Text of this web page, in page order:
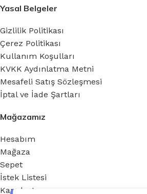
Yasal Belgeler
Gizlilik Politikası
Çerez Politikası
Kullanım Koşulları
KVKK Aydınlatma Metni
Mesafeli Satış Sözleşmesi
İptal ve İade Şartları
Mağazamız
Hesabım
Mağaza
Sepet
İstek Listesi
Karşılaştır